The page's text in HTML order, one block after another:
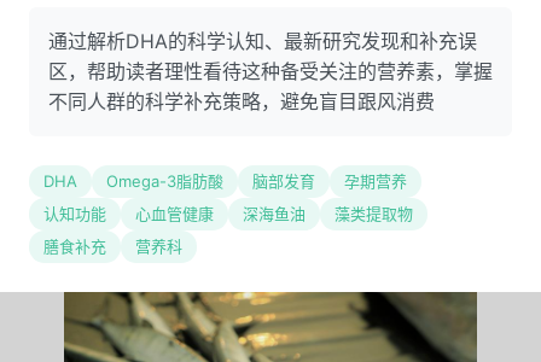
通过解析DHA的科学认知、最新研究发现和补充误
区，帮助读者理性看待这种备受关注的营养素，掌握
不同人群的科学补充策略，避免盲目跟风消费
DHA Omega-3脂肪酸 脑部发育
孕期营养
认知功能
心血管健康 深海鱼油
藻类提取物
膳食补充
营养科